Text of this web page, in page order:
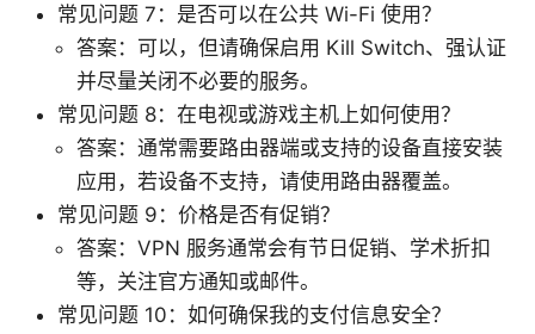
常见问题 7：是否可以在公共 Wi-Fi 使用？
答案：可以，但请确保启用 Kill Switch、强认证
并尽量关闭不必要的服务。
常见问题 8：在电视或游戏主机上如何使用？
答案：通常需要路由器端或支持的设备直接安装
应用，若设备不支持，请使用路由器覆盖。
常见问题 9：价格是否有促销？
答案：VPN 服务通常会有节日促销、学术折扣
等，关注官方通知或邮件。
常见问题 10：如何确保我的支付信息安全？